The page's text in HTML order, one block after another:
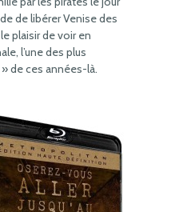
de libérer Venise des
plaisir de voir en
l’une des plus
de ces années-là.